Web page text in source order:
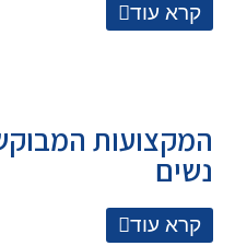
קרא עוד
המקצועות
נשים
קרא עוד